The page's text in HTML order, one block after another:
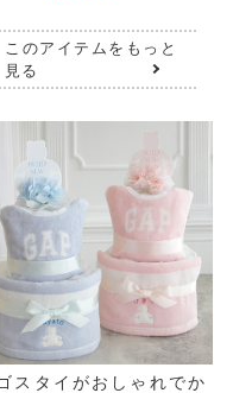
このアイテムをもっと
見る
スタイがおしゃれでか